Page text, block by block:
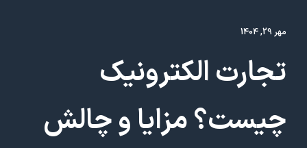
مهر 29, 1404
تجارت الکترونیک
چیست؟ مزایا و چالش